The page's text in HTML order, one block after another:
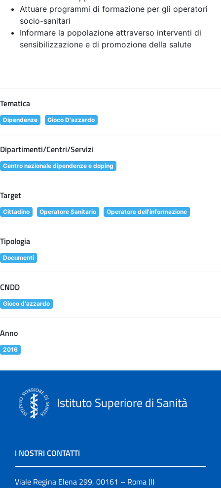
Attuare programmi di formazione per gli operatori
socio-sanitari
Informare la popolazione attraverso interventi di
sensibilizzazione e di promozione della salute
Tematica
Dipendenze Gioco D'azzardo
Dipartimenti/Centri/Servizi
Centro nazionale dipendenze e doping
Target
Cittadino Operatore Sanitario Operatore dell'informazione
Tipologia
Documenti
CNDD
Gioco d'azzardo
Anno
2016
Istituto Superiore di Sanità
I NOSTRI CONTATTI
Viale Regina Elena 299, 00161 – Roma (I)